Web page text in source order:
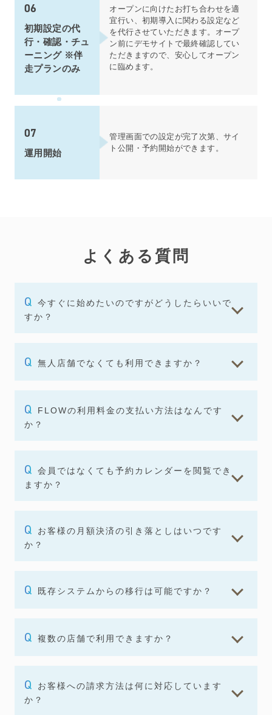
06
初期設定の代
行・確認・チュ
ーニング ※伴
走プランのみ
オープンに向けたお打ち合わせを適
宜行い、初期導入に関わる設定など
を代行させていただきます。オープ
ン前にデモサイトで最終確認してい
ただきますので、安心してオープン
に臨めます。
07
運用開始
管理画面での設定が完了次第、サイ
ト公開・予約開始ができます。
よくある質問
今すぐに始めたいのですがどうしたらいいで
すか？
無人店舗でなくても利用できますか？
FLOWの利用料金の支払い方法はなんです
か？
会員ではなくても予約カレンダーを閲覧でき
ますか？
お客様の月額決済の引き落としはいつです
か？
既存システムからの移行は可能ですか？
複数の店舗で利用できますか？
お客様への請求方法は何に対応しています
か？